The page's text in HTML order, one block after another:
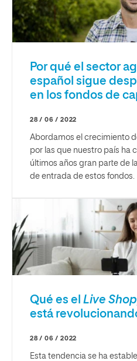
Por qué el sector
español sigue
en los fondos de
28 / 06 / 2022
Abordamos el crecimiento
por las que nuestro país ha
últimos años gran parte de
de entrada de estos fondos.
Qué es el Live
está
28 / 06 / 2022
Esta tendencia se ha